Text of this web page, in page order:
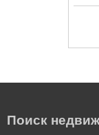
Поиск